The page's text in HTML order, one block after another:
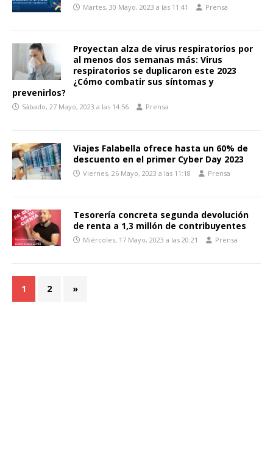
Martes, 30 Mayo, 2023 a las 11:41 Prensa
Proyectan alza de virus respiratorios por
al menos dos semanas más: Virus
respiratorios se duplicaron este 2023
¿Cómo combatir sus síntomas y
prevenirlos?
Sábado, 27 Mayo, 2023 a las 14:56 Prensa
Viajes Falabella ofrece hasta un 60% de
descuento en el primer Cyber Day 2023
Viernes, 26 Mayo, 2023 a las 11:18 Prensa
Tesorería concreta segunda devolución
de renta a 1,3 millón de contribuyentes
Miércoles, 17 Mayo, 2023 a las 20:21 Prensa
1 2 »